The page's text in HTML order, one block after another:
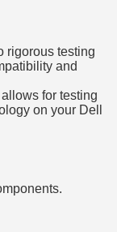
rigorous testing
and
for testing
on your Dell